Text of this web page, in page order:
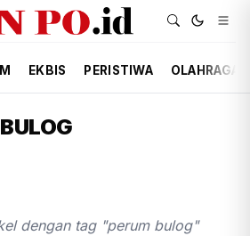
EKBIS PERISTIWA OLAHRAGA
dengan tag "perum bulog"